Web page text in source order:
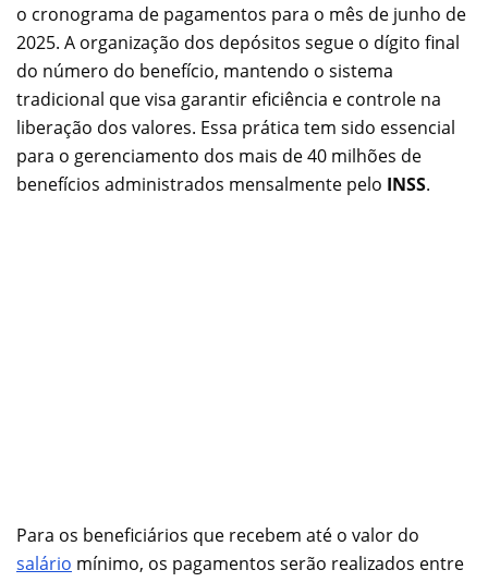
o cronograma de pagamentos para o mês de junho de
2025. A organização dos depósitos segue o dígito final
do número do benefício, mantendo o sistema
tradicional que visa garantir eficiência e controle na
liberação dos valores. Essa prática tem sido essencial
para o gerenciamento dos mais de 40 milhões de
benefícios administrados mensalmente pelo INSS.
Para os beneficiários que recebem até o valor do
salário mínimo, os pagamentos serão realizados entre